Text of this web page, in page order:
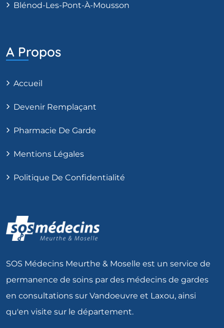
Blénod-Les-Pont-À-Mousson
A Propos
Accueil
Devenir Remplaçant
Pharmacie De Garde
Mentions Légales
Politique De Confidentialité
SOS Médecins Meurthe & Moselle est un service de
permanence de soins par des médecins de gardes
en consultations sur Vandoeuvre et Laxou, ainsi
qu'en visite sur le département.